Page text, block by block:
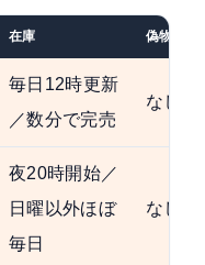
在庫 偽物リス
毎日12時更新
／数分で完売
なし
夜20時開始／
日曜以外ほぼ
毎日
なし